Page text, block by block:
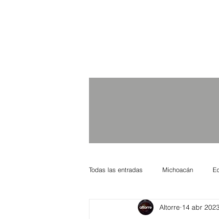
Todas las entradas Michoacán
Nacional Internacional
Altorre 14 abr